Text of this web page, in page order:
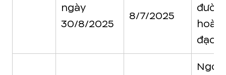
ngày
30/8/2025
8/7/2025
đạo
Ngọc